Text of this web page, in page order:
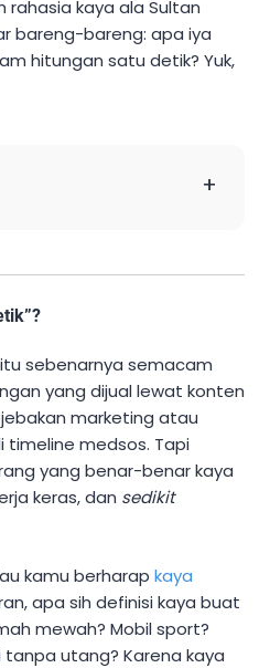
rahasia kaya ala Sultan
bareng-bareng: apa iya
hitungan satu detik? Yuk,
+
sebenarnya semacam
yang dijual lewat konten
marketing atau
timeline medsos. Tapi
yang benar-benar kaya
keras, dan sedikit
kamu berharap kaya
apa sih definisi kaya buat
mewah? Mobil sport?
utang? Karena kaya